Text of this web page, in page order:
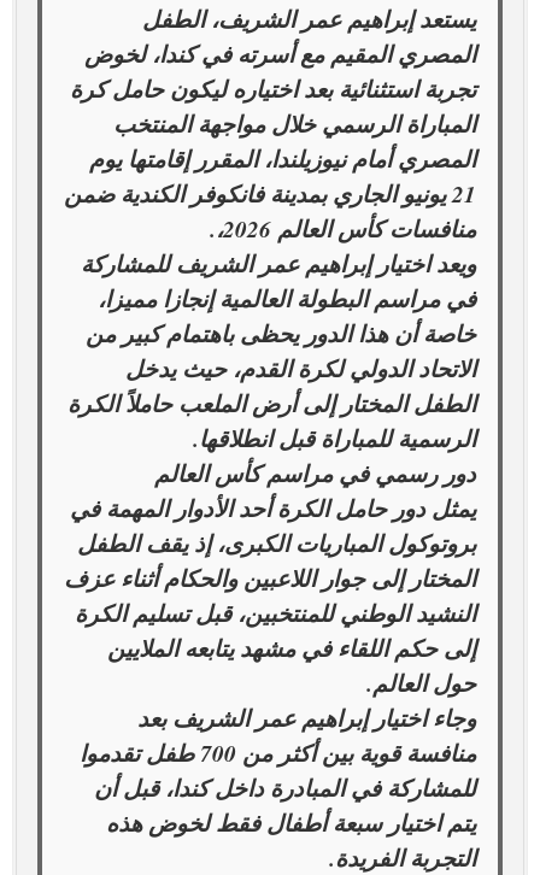
يستعد إبراهيم عمر الشريف، الطفل
المصري المقيم مع أسرته في كندا، لخوض
تجربة استثنائية بعد اختياره ليكون حامل كرة
المباراة الرسمي خلال مواجهة المنتخب
المصري أمام نيوزيلندا، المقرر إقامتها يوم
21 يونيو الجاري بمدينة فانكوفر الكندية ضمن
منافسات كأس العالم 2026،.
ويعد اختيار إبراهيم عمر الشريف للمشاركة
في مراسم البطولة العالمية إنجازا مميزا،
خاصة أن هذا الدور يحظى باهتمام كبير من
الاتحاد الدولي لكرة القدم، حيث يدخل
الطفل المختار إلى أرض الملعب حاملاً الكرة
الرسمية للمباراة قبل انطلاقها.
دور رسمي في مراسم كأس العالم
يمثل دور حامل الكرة أحد الأدوار المهمة في
بروتوكول المباريات الكبرى، إذ يقف الطفل
المختار إلى جوار اللاعبين والحكام أثناء عزف
النشيد الوطني للمنتخبين، قبل تسليم الكرة
إلى حكم اللقاء في مشهد يتابعه الملايين
حول العالم.
وجاء اختيار إبراهيم عمر الشريف بعد
منافسة قوية بين أكثر من 700 طفل تقدموا
للمشاركة في المبادرة داخل كندا، قبل أن
يتم اختيار سبعة أطفال فقط لخوض هذه
التجربة الفريدة.